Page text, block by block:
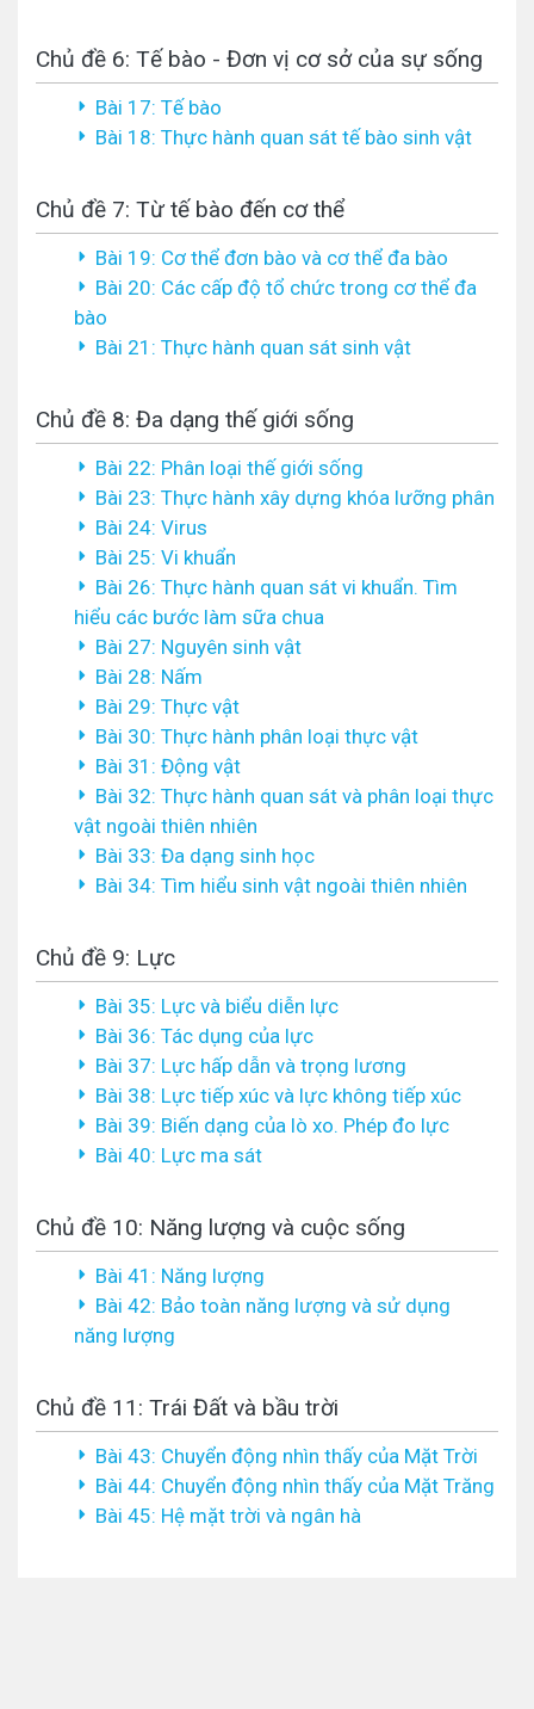
Chủ đề 6: Tế bào - Đơn vị cơ sở của sự sống
Bài 17: Tế bào
Bài 18: Thực hành quan sát tế bào sinh vật
Chủ đề 7: Từ tế bào đến cơ thể
Bài 19: Cơ thể đơn bào và cơ thể đa bào
Bài 20: Các cấp độ tổ chức trong cơ thể đa
bào
Bài 21: Thực hành quan sát sinh vật
Chủ đề 8: Đa dạng thế giới sống
Bài 22: Phân loại thế giới sống
Bài 23: Thực hành xây dựng khóa lưỡng phân
Bài 24: Virus
Bài 25: Vi khuẩn
Bài 26: Thực hành quan sát vi khuẩn. Tìm
hiểu các bước làm sữa chua
Bài 27: Nguyên sinh vật
Bài 28: Nấm
Bài 29: Thực vật
Bài 30: Thực hành phân loại thực vật
Bài 31: Động vật
Bài 32: Thực hành quan sát và phân loại thực
vật ngoài thiên nhiên
Bài 33: Đa dạng sinh học
Bài 34: Tìm hiểu sinh vật ngoài thiên nhiên
Chủ đề 9: Lực
Bài 35: Lực và biểu diễn lực
Bài 36: Tác dụng của lực
Bài 37: Lực hấp dẫn và trọng lương
Bài 38: Lực tiếp xúc và lực không tiếp xúc
Bài 39: Biến dạng của lò xo. Phép đo lực
Bài 40: Lực ma sát
Chủ đề 10: Năng lượng và cuộc sống
Bài 41: Năng lượng
Bài 42: Bảo toàn năng lượng và sử dụng
năng lượng
Chủ đề 11: Trái Đất và bầu trời
Bài 43: Chuyển động nhìn thấy của Mặt Trời
Bài 44: Chuyển động nhìn thấy của Mặt Trăng
Bài 45: Hệ mặt trời và ngân hà